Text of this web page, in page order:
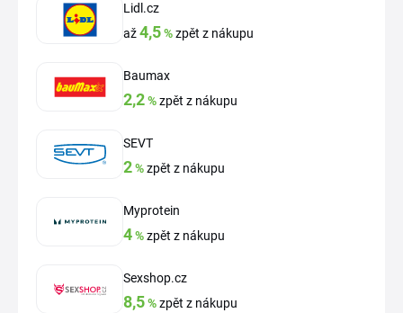
Lidl.cz
až4,5%zpět z nákupu
Baumax
2,2%zpět z nákupu
SEVT
2%zpět z nákupu
Myprotein
4%zpět z nákupu
Sexshop.cz
8,5%zpět z nákupu